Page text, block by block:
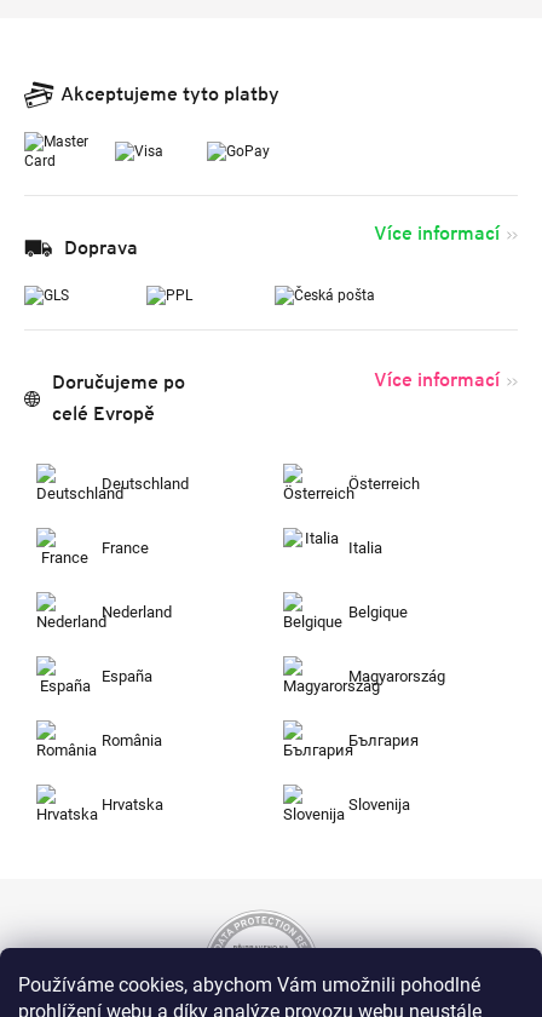
Používáme cookies, abychom Vám umožnili pohodlné
prohlížení webu a díky analýze provozu webu neustále
Akceptujeme tyto platby
Doprava
Více informací
Doručujeme po
celé Evropě
Více informací
Deutschland Österreich
France Italia
Nederland Belgique
España Magyarország
România България
Hrvatska Slovenija